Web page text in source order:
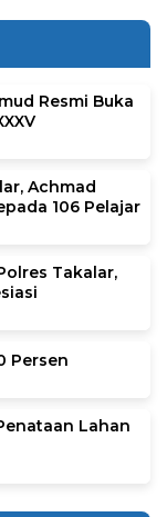
Resmi Buka
Achmad
106 Pelajar
Takalar,
Persen
Lahan